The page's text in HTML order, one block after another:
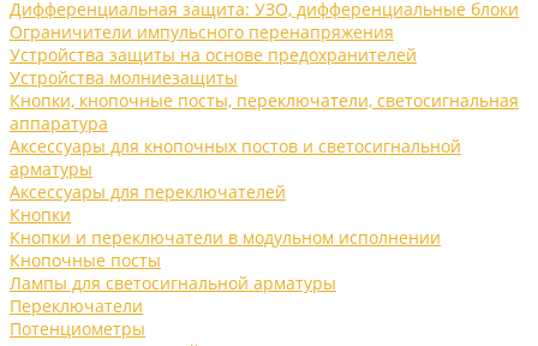
Дифференциальная защита: УЗО, дифференциальные блоки
Ограничители импульсного перенапряжения
Устройства защиты на основе предохранителей
Устройства молниезащиты
Кнопки, кнопочные посты, переключатели, светосигнальная
аппаратура
Аксессуары для кнопочных постов и светосигнальной
арматуры
Аксессуары для переключателей
Кнопки
Кнопки и переключатели в модульном исполнении
Кнопочные посты
Лампы для светосигнальной арматуры
Переключатели
Потенциометры